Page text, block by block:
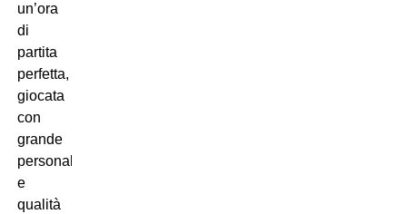
un’ora
di
partita
perfetta,
giocata
con
grande
personalità
e
qualità